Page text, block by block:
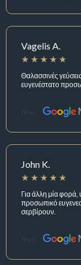
Vagelis A.
Θαλασσινές
ευγενέστατο
Πηγή:
John K.
Για άλλη μία
προσωπικό
σερβίρουν.
Πηγή: